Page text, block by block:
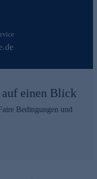
einen Blick
Bedingungen und